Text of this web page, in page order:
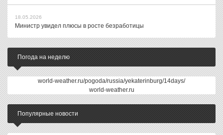
18.05.2026
Министр увидел плюсы в росте безработицы
Погода на неделю
world-weather.ru/pogoda/russia/yekaterinburg/14days/
world-weather.ru
Популярные новости